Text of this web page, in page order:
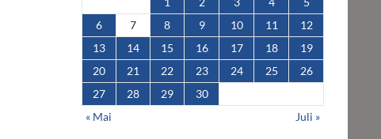
6
7 8 9 10 11
12
13
14 15 16 17 18
19
20
21 22 23 24 25
26
27
28 29
30
« Mai
Juli »